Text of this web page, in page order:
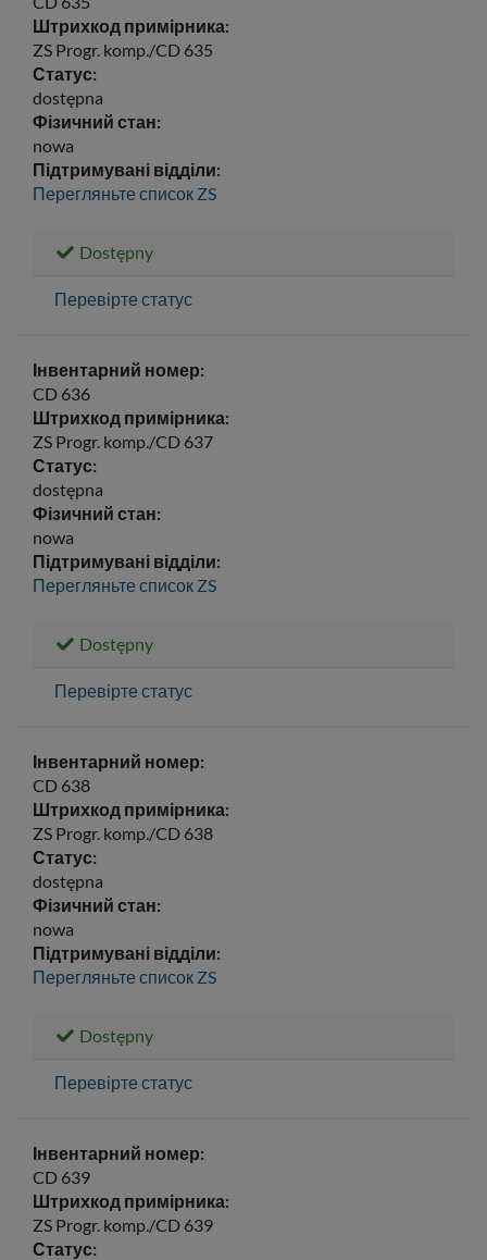
Штрихкод примірника:
ZS Progr. komp./CD 635
Статус:
dostępna
Фізичний стан:
nowa
Підтримувані відділи:
Перегляньте список ZS
Dostępny
Перевірте статус
Інвентарний номер:
CD 636
Штрихкод примірника:
ZS Progr. komp./CD 637
Статус:
dostępna
Фізичний стан:
nowa
Підтримувані відділи:
Перегляньте список ZS
Dostępny
Перевірте статус
Інвентарний номер:
CD 638
Штрихкод примірника:
ZS Progr. komp./CD 638
Статус:
dostępna
Фізичний стан:
nowa
Підтримувані відділи:
Перегляньте список ZS
Dostępny
Перевірте статус
Інвентарний номер:
CD 639
Штрихкод примірника:
ZS Progr. komp./CD 639
Статус: